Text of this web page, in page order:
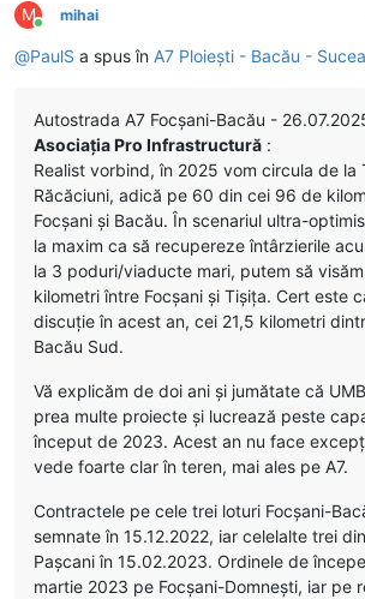
M
Conectat
mihai
@PaulS a spus în A7 Ploiești - Bacău -
Autostrada A7 Focșani-Bacău -
Asociația Pro Infrastructură :
Realist vorbind, în 2025 vom circula de la
Răcăciuni, adică pe 60 din cei 96 de
Focșani și Bacău. În scenariul ultra-
la maxim ca să recupereze întârzierile
la 3 poduri/viaducte mari, putem să
kilometri între Focșani și Tișița. Cert este
discuție în acest an, cei 21,5 kilometri
Bacău Sud.
Vă explicăm de doi ani și jumătate că
prea multe proiecte și lucrează peste
început de 2023. Acest an nu face
vede foarte clar în teren, mai ales pe A7.
Contractele pe cele trei loturi Focșani-
semnate în 15.12.2022, iar celelalte trei
Pașcani în 15.02.2023. Ordinele de
martie 2023 pe Focșani-Domnești, iar pe